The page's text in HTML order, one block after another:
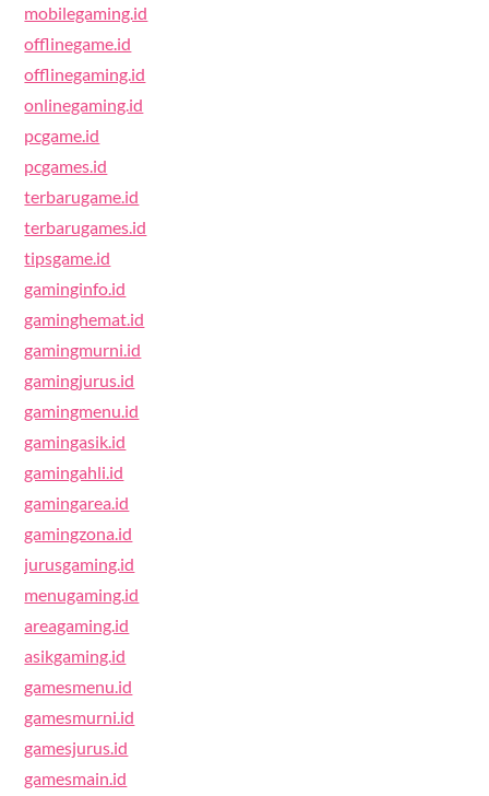
mobilegaming.id
offlinegame.id
offlinegaming.id
onlinegaming.id
pcgame.id
pcgames.id
terbarugame.id
terbarugames.id
tipsgame.id
gaminginfo.id
gaminghemat.id
gamingmurni.id
gamingjurus.id
gamingmenu.id
gamingasik.id
gamingahli.id
gamingarea.id
gamingzona.id
jurusgaming.id
menugaming.id
areagaming.id
asikgaming.id
gamesmenu.id
gamesmurni.id
gamesjurus.id
gamesmain.id